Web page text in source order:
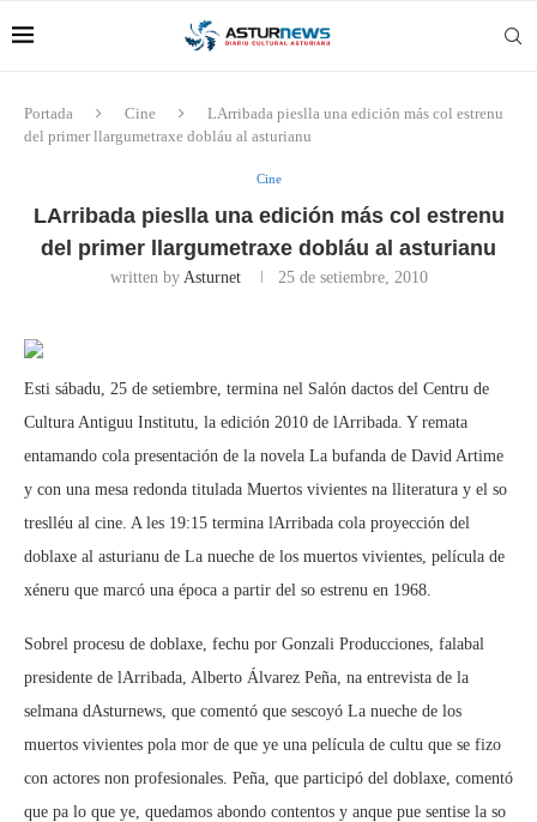
Portada Cine
LArribada pieslla una edición más col estrenu
del primer llargumetraxe dobláu al asturianu
Cine
LArribada pieslla una edición más col estrenu
del primer llargumetraxe dobláu al asturianu
written by Asturnet 25 de setiembre, 2010
Esti sábadu, 25 de setiembre, termina nel Salón dactos del Centru de
Cultura Antiguu Institutu, la edición 2010 de lArribada. Y remata
entamando cola presentación de la novela La bufanda de David Artime
y con una mesa redonda titulada Muertos vivientes na lliteratura y el so
treslléu al cine. A les 19:15 termina lArribada cola proyección del
doblaxe al asturianu de La nueche de los muertos vivientes, película de
xéneru que marcó una época a partir del so estrenu en 1968.
Sobrel procesu de doblaxe, fechu por Gonzali Producciones, falabal
presidente de lArribada, Alberto Álvarez Peña, na entrevista de la
selmana dAsturnews, que comentó que sescoyó La nueche de los
muertos vivientes pola mor de que ye una película de cultu que se fizo
con actores non profesionales. Peña, que participó del doblaxe, comentó
que pa lo que ye, quedamos abondo contentos y anque pue sentise la so